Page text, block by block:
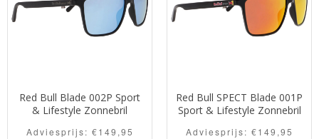
Red Bull Blade 002P Sport
& Lifestyle Zonnebril
Adviesprijs: €149,95
Red Bull SPECT Blade 001P
Sport & Lifestyle Zonnebril
Adviesprijs: €149,95